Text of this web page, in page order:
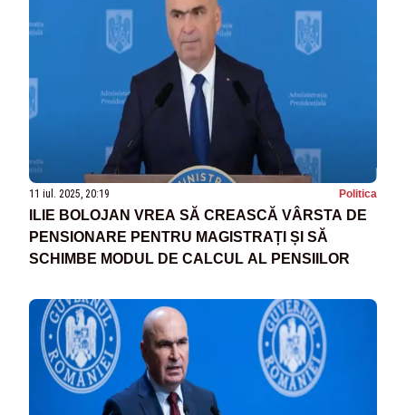
11 iul. 2025, 20:19 Politica
ILIE BOLOJAN VREA SĂ CREASCĂ VÂRSTA DE
PENSIONARE PENTRU MAGISTRAȚI ȘI SĂ
SCHIMBE MODUL DE CALCUL AL PENSIILOR